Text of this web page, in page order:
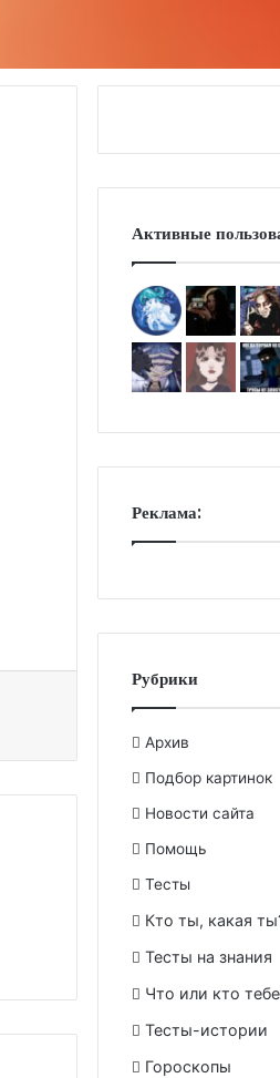
Активные
Реклама:
Рубрики
Архив
Подбор картинок
Новости сайта
Помощь
Тесты
Кто ты, какая
Тесты на знания
Что или кто
Тесты-истории
Гороскопы